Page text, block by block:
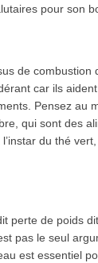
pour son
de combustion
car ils
Pensez au
qui sont des
du thé
perte de poids
pas le seul
est essentiel